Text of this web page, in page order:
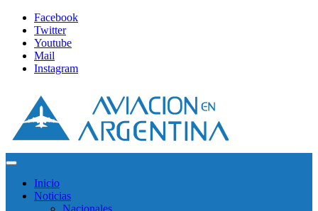
Facebook
Twitter
Youtube
Mail
Instagram
Inicio
Noticias
Nacionales